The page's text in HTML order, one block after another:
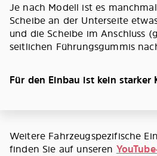
Je nach Modell ist es
Scheibe an der Unterseite
und die Scheibe im Anschluss
seitlichen Führungsgummis
Für den Einbau ist kein
Weitere Fahrzeugspezifische
finden Sie auf unseren